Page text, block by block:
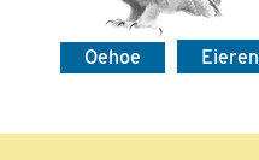
Oehoe